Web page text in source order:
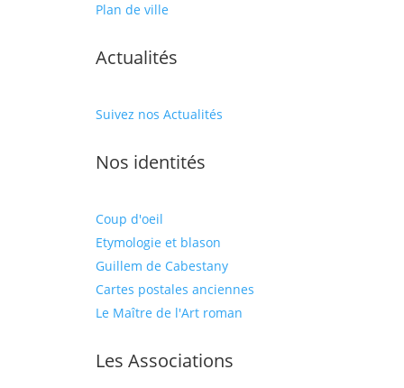
Plan de ville
Actualités
Suivez nos Actualités
Nos identités
Coup d'oeil
Etymologie et blason
Guillem de Cabestany
Cartes postales anciennes
Le Maître de l'Art roman
Les Associations